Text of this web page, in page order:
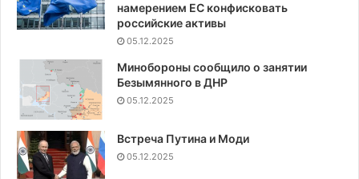
намерением ЕС конфисковать
российские активы
05.12.2025
Минобороны сообщило о занятии
Безымянного в ДНР
05.12.2025
Встреча Путина и Моди
05.12.2025